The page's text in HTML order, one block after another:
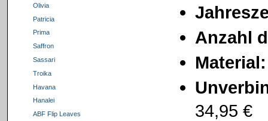
Olivia
Patricia
Prima
Saffron
Sassari
Troika
Havana
Hanalei
ABF Flip Leaves
Anzahl
34,95 €